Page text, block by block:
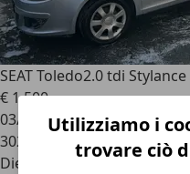
SEAT Toledo2.0 tdi Stylance
€ 1.500
03/2005
302.377 km
Diesel
Utilizziamo i
trovare ciò